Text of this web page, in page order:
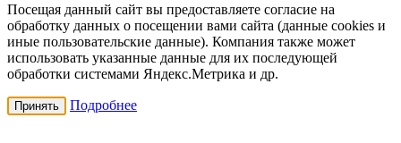
Посещая данный сайт вы предоставляете согласие на
обработку данных о посещении вами сайта (данные cookies и
иные пользовательские данные). Компания также может
использовать указанные данные для их последующей
обработки системами Яндекс.Метрика и др.
Принять Подробнее